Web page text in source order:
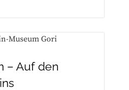
– Auf den